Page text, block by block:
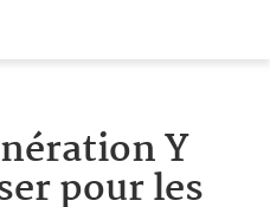
Y
pour les